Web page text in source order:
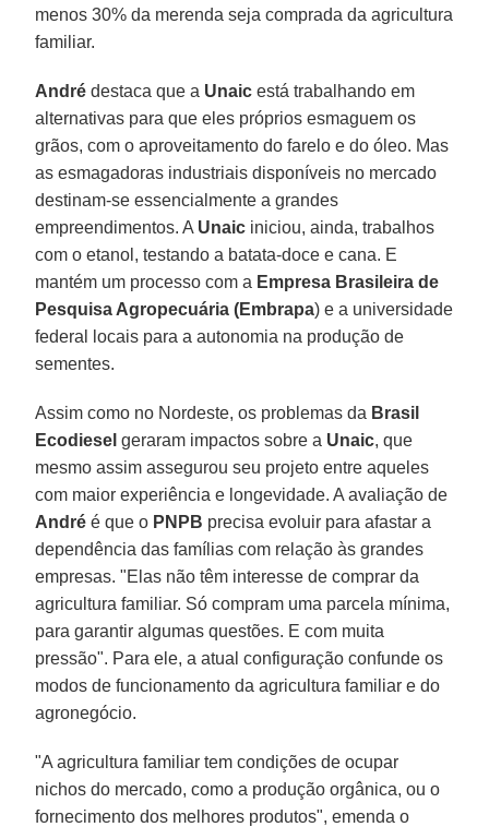
menos 30% da merenda seja comprada da agricultura
familiar.
André destaca que a Unaic está trabalhando em
alternativas para que eles próprios esmaguem os
grãos, com o aproveitamento do farelo e do óleo. Mas
as esmagadoras industriais disponíveis no mercado
destinam-se essencialmente a grandes
empreendimentos. A Unaic iniciou, ainda, trabalhos
com o etanol, testando a batata-doce e cana. E
mantém um processo com a Empresa Brasileira de
Pesquisa Agropecuária (Embrapa) e a universidade
federal locais para a autonomia na produção de
sementes.
Assim como no Nordeste, os problemas da Brasil
Ecodiesel geraram impactos sobre a Unaic, que
mesmo assim assegurou seu projeto entre aqueles
com maior experiência e longevidade. A avaliação de
André é que o PNPB precisa evoluir para afastar a
dependência das famílias com relação às grandes
empresas. "Elas não têm interesse de comprar da
agricultura familiar. Só compram uma parcela mínima,
para garantir algumas questões. E com muita
pressão". Para ele, a atual configuração confunde os
modos de funcionamento da agricultura familiar e do
agronegócio.
"A agricultura familiar tem condições de ocupar
nichos do mercado, como a produção orgânica, ou o
fornecimento dos melhores produtos", emenda o